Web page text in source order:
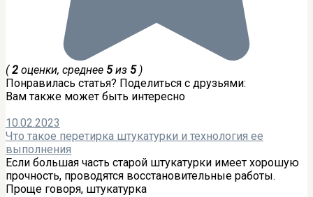
(2 оценки, среднее 5из 5)
Понравилась статья? Поделиться с друзьями:
Вам также может быть интересно
10.02.2023
Что такое перетирка штукатурки и технология ее
выполнения
Если большая часть старой штукатурки имеет хорошую
прочность, проводятся восстановительные работы.
Проще говоря, штукатурка